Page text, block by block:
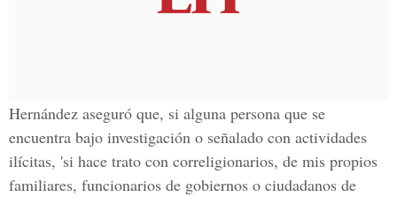
Hernández aseguró que, si alguna persona que se
encuentra bajo investigación o señalado con actividades
ilícitas, 'si hace trato con correligionarios, de mis propios
familiares, funcionarios de gobiernos o ciudadanos de